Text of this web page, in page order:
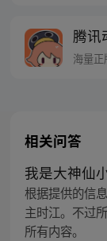
腾讯
海量
相关问答
我是大神仙
根据提供的信
主时江。不过
所有内容。